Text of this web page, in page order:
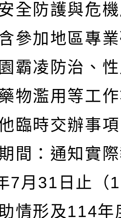
全防護與危
參加地區專
霸凌防治、
物濫用等工
臨時交辦事
間：通知實
7月31日止（
情形及114年